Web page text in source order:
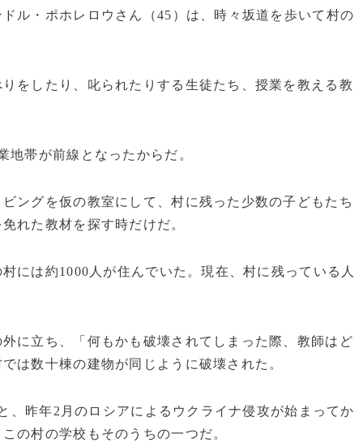
ル・ポホレロウさん（45）は、時々坂道を歩いて村の
をしたり、叱られたりする生徒たち、授業を教える教
帯が前線となったからだ。
ングを仮の教室にして、村に残った少数の子どもたち
れた教材を探す時だけだ。
には約1000人が住んでいた。現在、村に残っている人
に立ち、「何もかも破壊されてしまった際、教師はど
は数十棟の建物が同じように破壊された。
、昨年2月のロシアによるウクライナ侵攻が始まってか
の村の学校もそのうちの一つだ。